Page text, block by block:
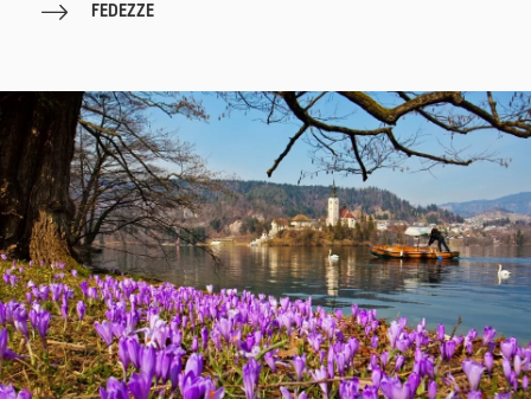
FEDEZZE